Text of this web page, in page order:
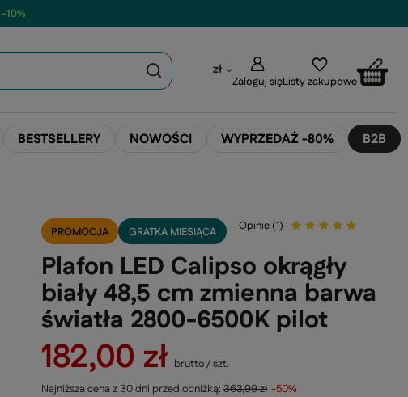
-10%
zł
Zaloguj sięListy zakupowe
BESTSELLERY NOWOŚCI WYPRZEDAŻ -80% B2B
PROMOCJA GRATKA MIESIĄCA Opinie (1)
Plafon LED Calipso okrągły
biały 48,5 cm zmienna barwa
światła 2800-6500K pilot
182,00 zł brutto/szt.
Najniższa cena z 30 dni przed obniżką:363,99 zł -50%